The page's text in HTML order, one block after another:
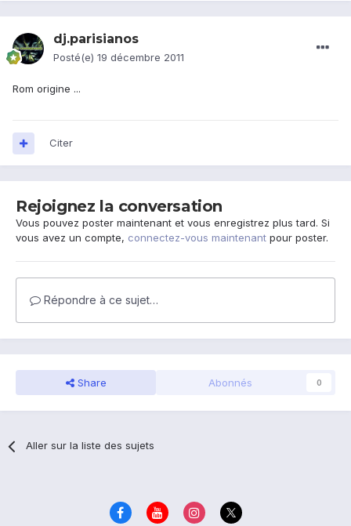
dj.parisianos
Posté(e) 19 décembre 2011
Rom origine ...
Citer
Rejoignez la conversation
Vous pouvez poster maintenant et vous enregistrez plus tard. Si
vous avez un compte, connectez-vous maintenant pour poster.
Répondre à ce sujet…
Share Abonnés 0
Aller sur la liste des sujets